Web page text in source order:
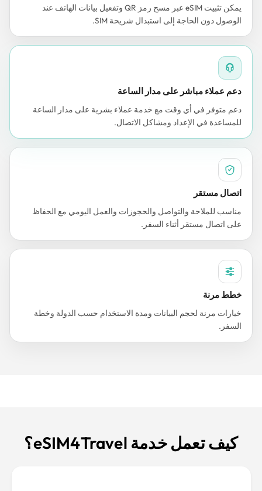
يمكن تثبيت eSIM عبر مسح رمز QR وتفعيل بيانات الهاتف عند
الوصول دون الحاجة إلى استبدال شريحة SIM.
دعم عملاء مباشر على مدار الساعة
دعم متوفر في أي وقت مع خدمة عملاء بشرية على مدار الساعة
للمساعدة في الإعداد ومشاكل الاتصال.
اتصال مستقر
مناسب للملاحة والتواصل والحجوزات والعمل اليومي مع الحفاظ
على اتصال مستقر أثناء السفر.
خطط مرنة
خيارات مرنة لحجم البيانات ومدة الاستخدام حسب الدولة وخطة
السفر.
كيف تعمل خدمة eSIM4Travel؟